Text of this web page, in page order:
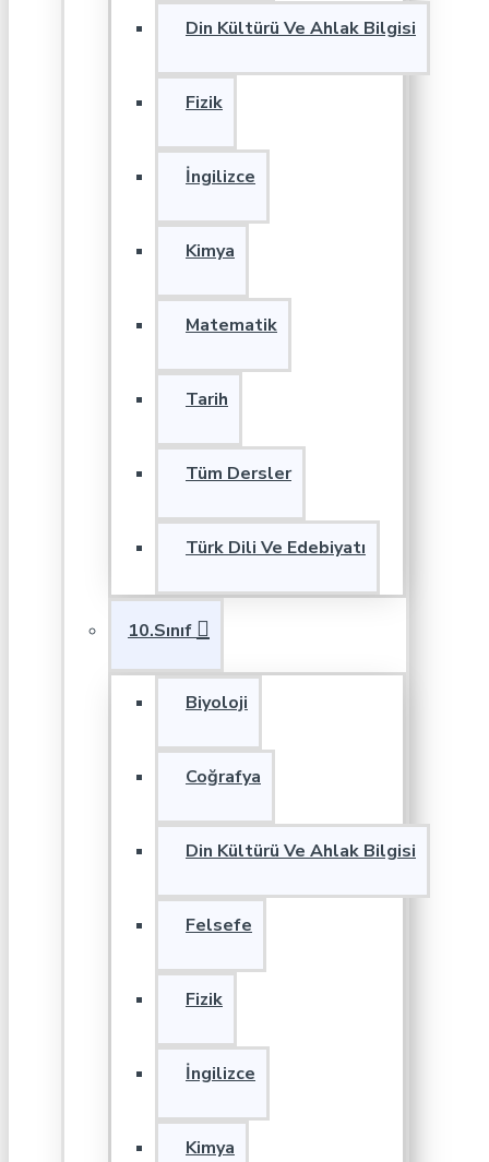
Din Kültürü Ve Ahlak Bilgisi
Fizik
İngilizce
Kimya
Matematik
Tarih
Tüm Dersler
Türk Dili Ve Edebiyatı
10.Sınıf
Biyoloji
Coğrafya
Din Kültürü Ve Ahlak Bilgisi
Felsefe
Fizik
İngilizce
Kimya